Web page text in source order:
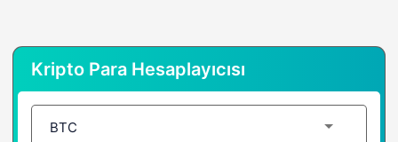
Kripto Para Hesaplayıcısı